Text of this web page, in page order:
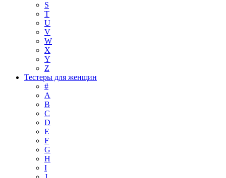
S
T
U
V
W
X
Y
Z
Тестеры для женщин
#
A
B
C
D
E
F
G
H
I